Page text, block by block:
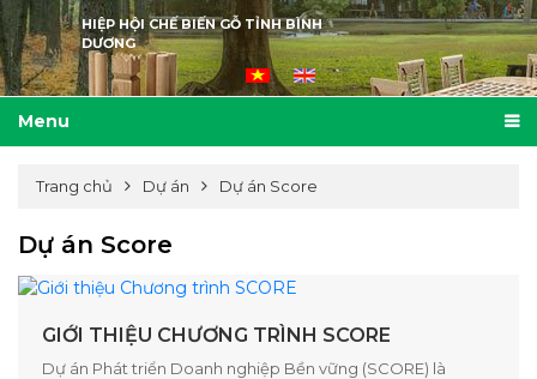
HIỆP HỘI CHẾ BIẾN GỖ TỈNH BÌNH
DƯƠNG
Menu
Trang chủ Dự án Dự án Score
Dự án Score
GIỚI THIỆU CHƯƠNG TRÌNH SCORE
Dự án Phát triển Doanh nghiệp Bền vững (SCORE) là